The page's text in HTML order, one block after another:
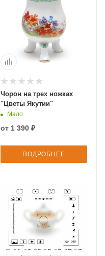
Чорон на трех ножках
"Цветы Якутии"
Мало
от 1 390 ₽
ПОДРОБНЕЕ